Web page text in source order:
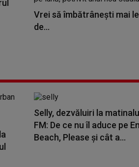
Vrei să îmbătrânești mai
de...
Selly, dezvăluiri la
FM: De ce nu îl aduce pe
Beach, Please și cât a...